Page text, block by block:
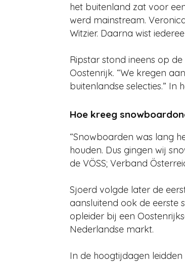
het buitenland zat voor
werd mainstream.
Witzier. Daarna wist
Ripstar stond ineens op
Oostenrijk. “We kregen
buitenlandse selecties.” In
Hoe kreeg
“Snowboarden was lang
houden. Dus gingen wij
de VÖSS; Verband
Sjoerd volgde later de
aansluitend ook de eerste
opleider bij een
Nederlandse markt.
In de hoogtijdagen